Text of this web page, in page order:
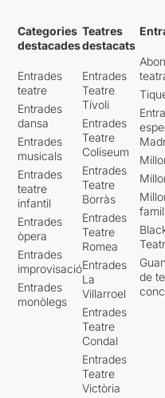
Categories
destacades
Entrades
teatre
Entrades
dansa
Entrades
musicals
Entrades
teatre
infantil
Entrades
òpera
Entrades
improvisació
Entrades
monòlegs
Teatres
destacats
Entrades
Teatre
Tívoli
Entrades
Teatre
Coliseum
Entrades
Teatre
Borràs
Entrades
Teatre
Romea
Entrades
La
Villarroel
Entrades
Teatre
Condal
Entrades
Teatre
Victòria
de